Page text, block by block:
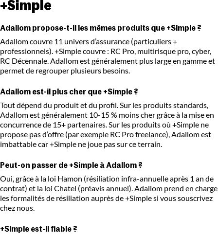
+Simple
Adallom propose-t-il les mêmes produits que +Simple ?
Adallom couvre 11 univers d’assurance (particuliers +
professionnels). +Simple couvre : RC Pro, multirisque pro, cyber,
RC Décennale. Adallom est généralement plus large en gamme et
permet de regrouper plusieurs besoins.
Adallom est-il plus cher que +Simple ?
Tout dépend du produit et du profil. Sur les produits standards,
Adallom est généralement 10-15 % moins cher grâce à la mise en
concurrence de 15+ partenaires. Sur les produits où +Simple ne
propose pas d’offre (par exemple RC Pro freelance), Adallom est
imbattable car +Simple ne joue pas sur ce terrain.
Peut-on passer de +Simple à Adallom ?
Oui, grâce à la loi Hamon (résiliation infra-annuelle après 1 an de
contrat) et la loi Chatel (préavis annuel). Adallom prend en charge
les formalités de résiliation auprès de +Simple si vous souscrivez
chez nous.
+Simple est-il fiable ?